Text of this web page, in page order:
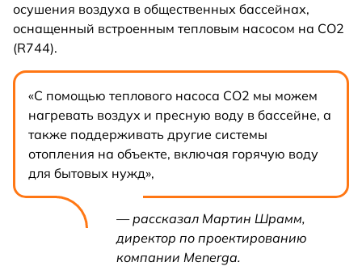
осушения воздуха в общественных бассейнах,
оснащенный встроенным тепловым насосом на CO2
(R744).
«С помощью теплового насоса CO2 мы можем
нагревать воздух и пресную воду в бассейне, а
также поддерживать другие системы
отопления на объекте, включая горячую воду
для бытовых нужд»,
— рассказал Мартин Шрамм,
директор по проектированию
компании Menerga.